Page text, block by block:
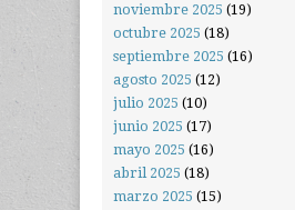
noviembre 2025 (19)
octubre 2025 (18)
septiembre 2025 (16)
agosto 2025 (12)
julio 2025 (10)
junio 2025 (17)
mayo 2025 (16)
abril 2025 (18)
marzo 2025 (15)